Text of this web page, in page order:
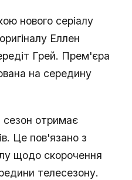
нового серіалу
Еллен
Грей. Прем'єра
на середину
отримає
Це пов'язано з
щодо скорочення
телесезону.